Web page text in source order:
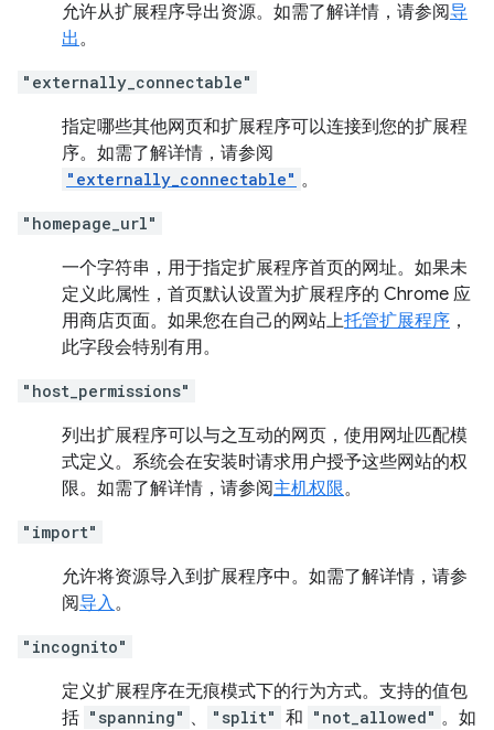
允许从扩展程序导出资源。如需了解详情，请参阅导
出。
"externally_connectable"
指定哪些其他网页和扩展程序可以连接到您的扩展程
序。如需了解详情，请参阅
"externally_connectable" 。
"homepage_url"
一个字符串，用于指定扩展程序首页的网址。如果未
定义此属性，首页默认设置为扩展程序的 Chrome 应
用商店页面。如果您在自己的网站上托管扩展程序 ，
此字段会特别有用。
"host_permissions"
列出扩展程序可以与之互动的网页，使用网址匹配模
式定义。系统会在安装时请求用户授予这些网站的权
限。如需了解详情，请参阅主机权限。
"import"
允许将资源导入到扩展程序中。如需了解详情，请参
阅导入。
"incognito"
定义扩展程序在无痕模式下的行为方式。支持的值包
括 "spanning" 、 "split" 和 "not_allowed" 。如